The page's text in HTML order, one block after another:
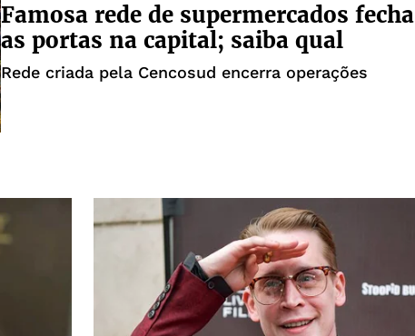
Famosa rede de supermercados fecha
as portas na capital; saiba qual
Rede criada pela Cencosud encerra operações